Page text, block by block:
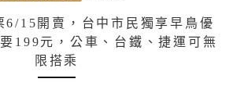
6/15開賣，台中市民獨享早鳥優
199元，公車、台鐵、捷運可無
限搭乘